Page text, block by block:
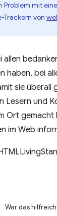
Problem mit
Trackern von
allen
haben, bei
sie überall
Lesern und
Ort gemacht
im Web
War das